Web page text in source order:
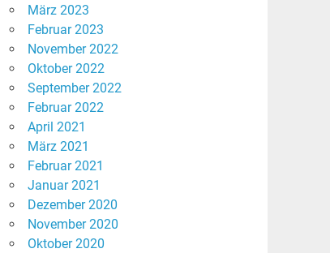
März 2023
Februar 2023
November 2022
Oktober 2022
September 2022
Februar 2022
April 2021
März 2021
Februar 2021
Januar 2021
Dezember 2020
November 2020
Oktober 2020